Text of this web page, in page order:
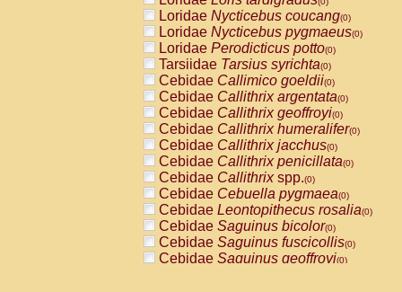
AtelidaeLagothrix lagothricha cana
PitheciidaeCacajao calvus
PitheciidaeCallicebus cupreus
PitheciidaeCallicebus donacophilus
PitheciidaeCallicebus moloch
PitheciidaeCallicebus torquatus
PitheciidaeCallicebusspp.(0)
PitheciidaeChiropotes satanas(0)
PitheciidaePithecia monachus
PitheciidaePithecia pithecia(0)
CercopithecidaeCercocebus agilis
CercopithecidaeCercocebus
CercopithecidaeCercocebus
CercopithecidaeCercocebus
CercopithecidaeCercocebus
CercopithecidaeCercocebushybrid
Loridae Nycticebus coucang(0)
Loridae Nycticebus pygmaeus(0)
Loridae Perodicticus potto(0)
Tarsiidae Tarsius syrichta(0)
Cebidae Callimico goeldii(0)
Cebidae Callithrix argentata(0)
Cebidae Callithrix geoffroyi(0)
Cebidae Callithrix humeralifer(0)
Cebidae Callithrix jacchus(0)
Cebidae Callithrix penicillata(0)
Cebidae Callithrixspp.(0)
Cebidae Cebuella pygmaea(0)
Cebidae Leontopithecus rosalia(0)
Cebidae Saguinus bicolor(0)
Cebidae Saguinus fuscicollis(0)
Cebidae Saguinus geoffroyi(0)